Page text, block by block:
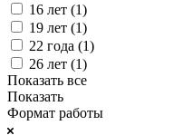
16 лет (1)
19 лет (1)
22 года (1)
26 лет (1)
Показать все
Показать
Формат работы